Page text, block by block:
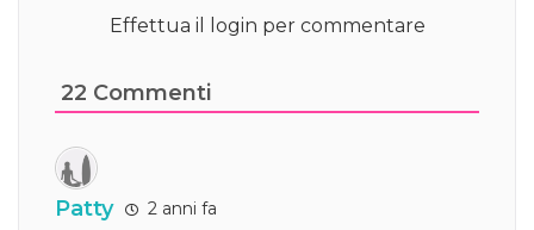
Effettua il login per commentare
22 Commenti
Patty 2 anni fa